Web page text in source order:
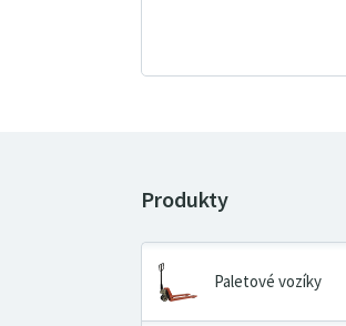
Paletové vozíky